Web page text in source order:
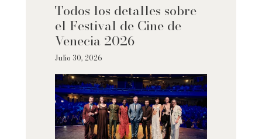
Todos los detalles sobre
el Festival de Cine de
Venecia 2026
Julio 30, 2026